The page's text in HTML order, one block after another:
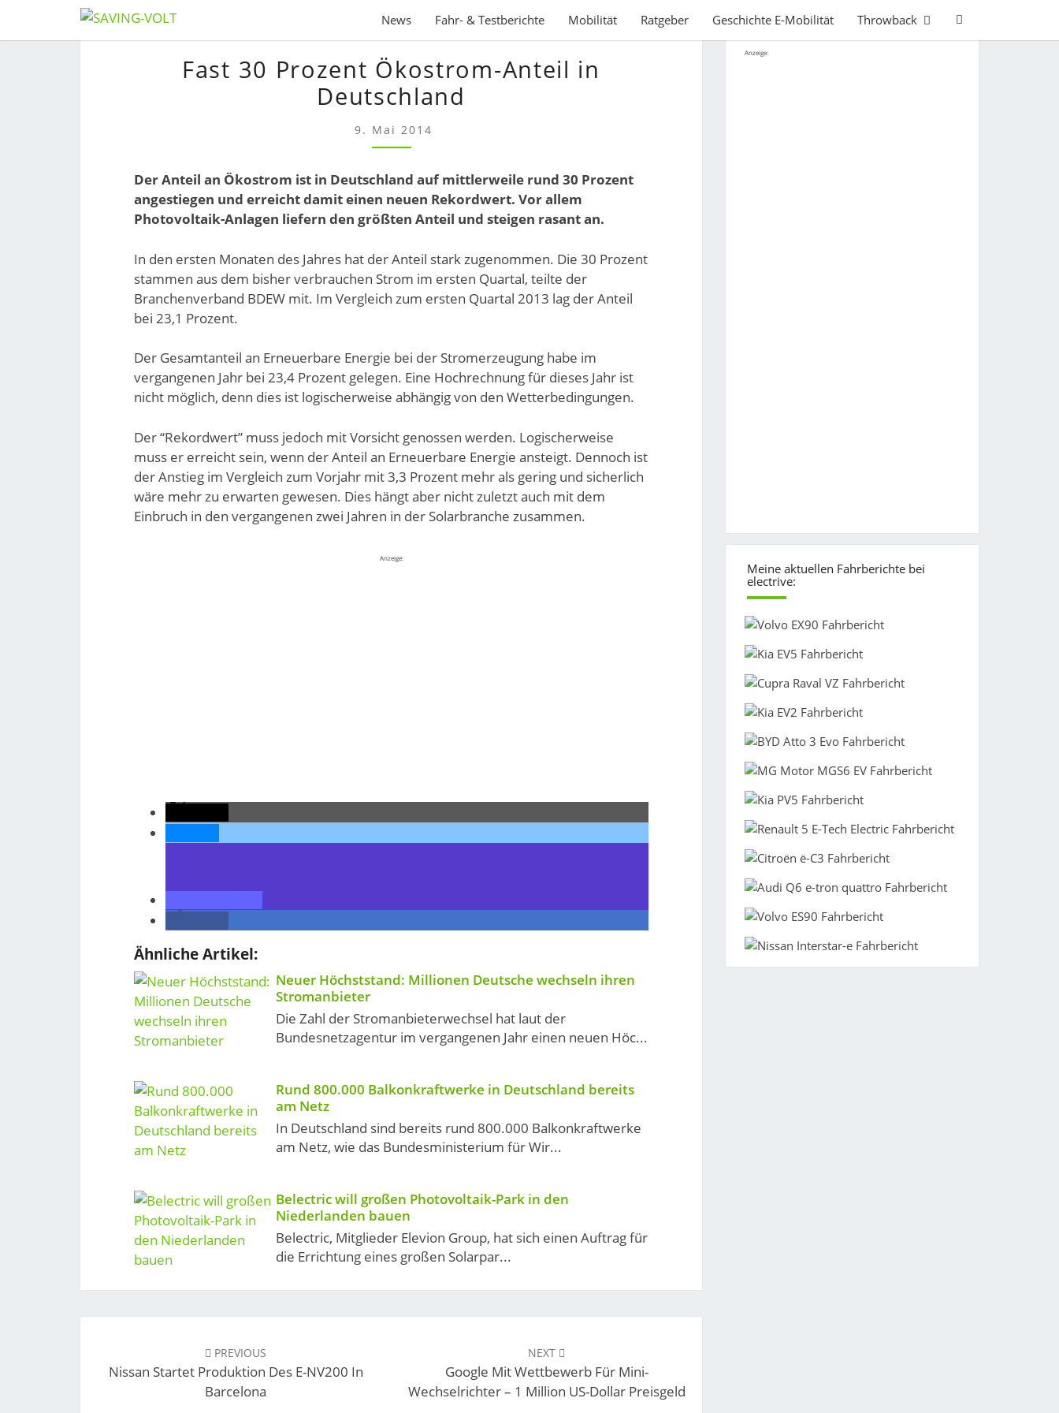
Skip
News Fahr- & Testberichte Mobilität Ratgeber Geschichte E-Mobilität Throwback
Search
30
PROZENT
ÖKOSTROM-
ANTEIL
IN
Fast 30 Prozent Ökostrom-Anteil in
Deutschland
9. Mai 2014
Der Anteil an Ökostrom ist in Deutschland auf mittlerweile rund 30 Prozent
angestiegen und erreicht damit einen neuen Rekordwert. Vor allem
Photovoltaik-Anlagen liefern den größten Anteil und steigen rasant an.
In den ersten Monaten des Jahres hat der Anteil stark zugenommen. Die 30 Prozent
stammen aus dem bisher verbrauchen Strom im ersten Quartal, teilte der
Branchenverband BDEW mit. Im Vergleich zum ersten Quartal 2013 lag der Anteil
bei 23,1 Prozent.
Der Gesamtanteil an Erneuerbare Energie bei der Stromerzeugung habe im
vergangenen Jahr bei 23,4 Prozent gelegen. Eine Hochrechnung für dieses Jahr ist
nicht möglich, denn dies ist logischerweise abhängig von den Wetterbedingungen.
Der “Rekordwert” muss jedoch mit Vorsicht genossen werden. Logischerweise
muss er erreicht sein, wenn der Anteil an Erneuerbare Energie ansteigt. Dennoch ist
der Anstieg im Vergleich zum Vorjahr mit 3,3 Prozent mehr als gering und sicherlich
wäre mehr zu erwarten gewesen. Dies hängt aber nicht zuletzt auch mit dem
Einbruch in den vergangenen zwei Jahren in der Solarbranche zusammen.
Anzeige:
Ähnliche Artikel:
Neuer Höchststand: Millionen Deutsche wechseln ihren
Stromanbieter
Die Zahl der Stromanbieterwechsel hat laut der
Bundesnetzagentur im vergangenen Jahr einen neuen Höc...
Rund 800.000 Balkonkraftwerke in Deutschland bereits
am Netz
In Deutschland sind bereits rund 800.000 Balkonkraftwerke
am Netz, wie das Bundesministerium für Wir...
Belectric will großen Photovoltaik-Park in den
Niederlanden bauen
Belectric, Mitglieder Elevion Group, hat sich einen Auftrag für
die Errichtung eines großen Solarpar...
Post
PREVIOUS
Nissan Startet Produktion Des E-NV200 In
Barcelona
NEXT
Google Mit Wettbewerb Für Mini-
Wechselrichter – 1 Million US-Dollar Preisgeld
Anzeige:
Meine aktuellen Fahrberichte bei
electrive: